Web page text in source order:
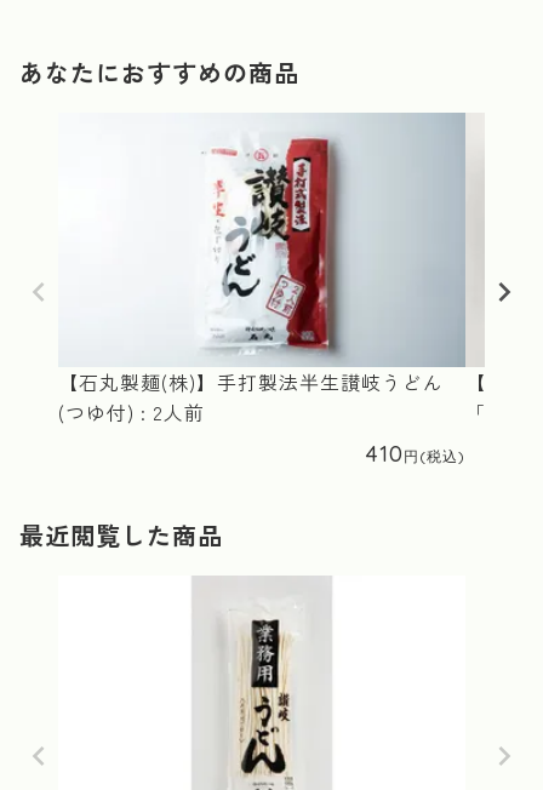
あなたにおすすめの商品
【石丸製麺(株)】手打製法半生讃岐うどん
(つゆ付) : 2人前
410
【石
「う
最近閲覧した商品